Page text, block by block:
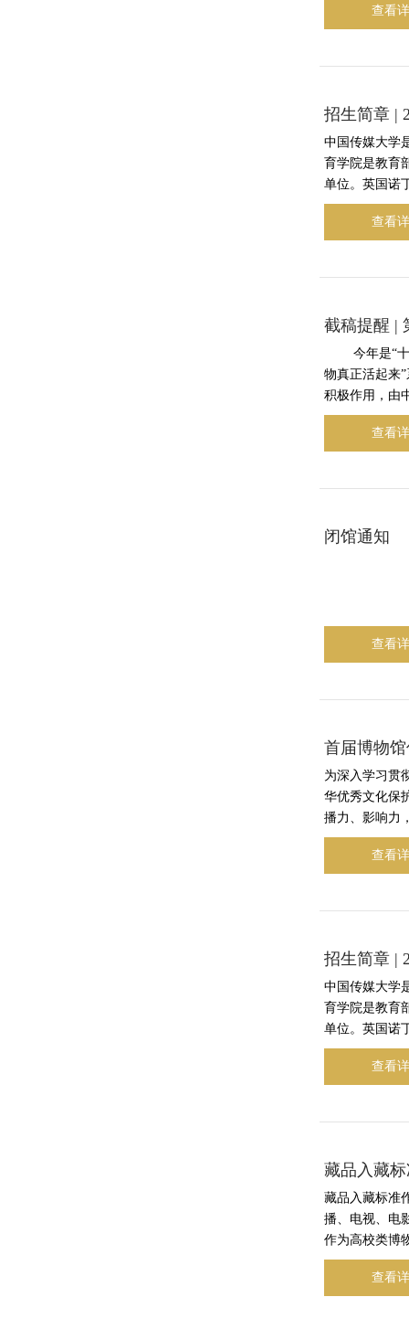
查看
招生简章 |
中国传媒大学
育学院是教育
单位。英国诺
查看
截稿提醒 |
今年是“十五
物真正活起来
积极作用，由
查看
闭馆通知
查看
首届博物
为深入学习贯
华优秀文化保
播力、影响力
查看
招生简章 |
中国传媒大学
育学院是教育
单位。英国诺
查看
藏品入藏
藏品入藏标准
播、电视、电
作为高校类博
查看